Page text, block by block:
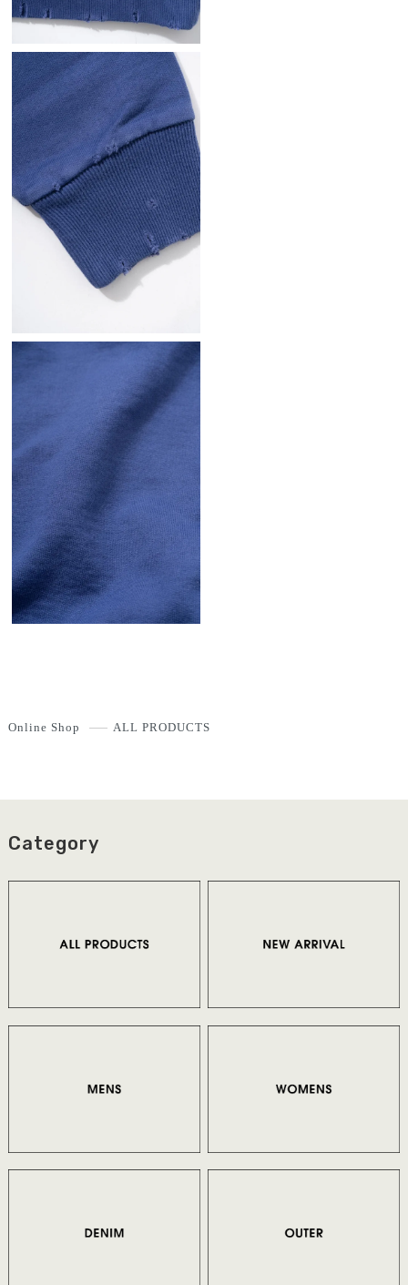
Online Shop ALL PRODUCTS
Category